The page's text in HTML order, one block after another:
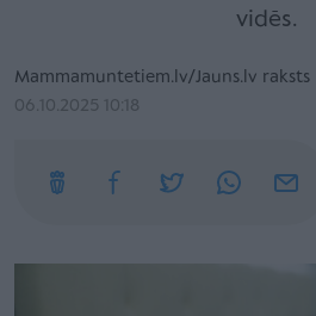
vidēs.
Mammamuntetiem.lv/Jauns.lv raksts
06.10.2025 10:18